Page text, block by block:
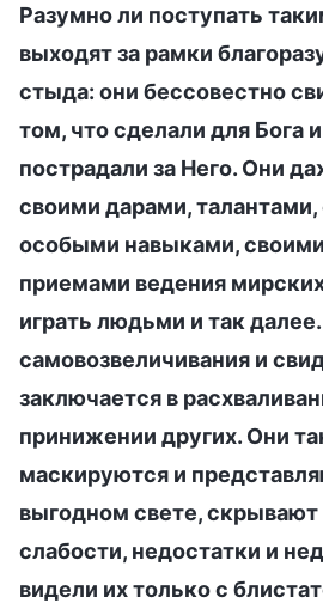
Разумно ли поступать
выходят за рамки
стыда: они бессовестно
том, что сделали для Бога
пострадали за Него. Они
своими дарами,
особыми навыками,
приемами ведения
играть людьми и так
самовозвеличивания и
заключается в
принижении других. Они
маскируются и
выгодном свете, скрывают
слабости, недостатки и
видели их только с